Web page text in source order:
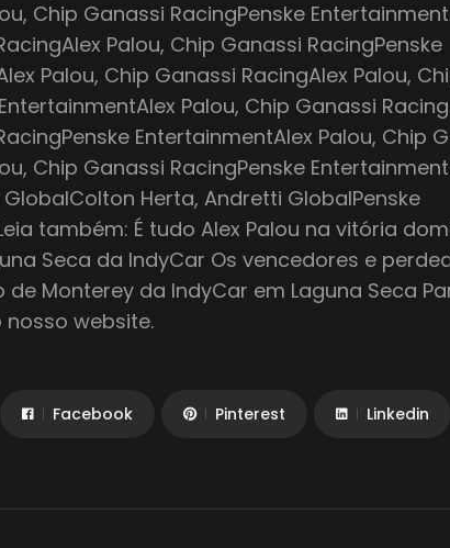
Chip Ganassi RacingPenske
Palou, Chip Ganassi RacingPenske
Palou, Chip Ganassi RacingAlex Palou,
Palou, Chip Ganassi
EntertainmentAlex Palou, Chip
Chip Ganassi RacingPenske
Herta, Andretti GlobalPenske
também: É tudo Alex Palou na vitória
Seca da IndyCar Os vencedores e
de Monterey da IndyCar em Laguna Seca
website.
Facebook Pinterest Linkedin